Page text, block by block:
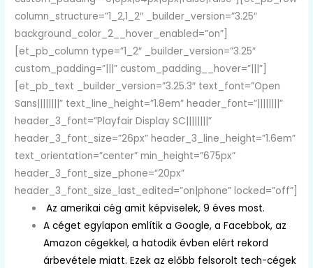
column_structure=”1_2,1_2″ _builder_version=”3.25″
background_color_2__hover_enabled=”on”]
[et_pb_column type=”1_2″ _builder_version=”3.25″
custom_padding=”|||” custom_padding__hover=”|||”]
[et_pb_text _builder_version=”3.25.3″ text_font=”Open
Sans||||||||” text_line_height=”1.8em” header_font=”||||||||”
header_3_font=”Playfair Display SC||||||||”
header_3_font_size=”26px” header_3_line_height=”1.6em”
text_orientation=”center” min_height=”675px”
header_3_font_size_phone=”20px”
header_3_font_size_last_edited=”on|phone” locked=”off”]
Az amerikai cég amit képviselek, 9 éves most.
A céget egylapon említik a Google, a Facebbok, az
Amazon cégekkel,a hatodik évben elért rekord
árbevétele miatt. Ezek az előbb felsorolt tech-cégek